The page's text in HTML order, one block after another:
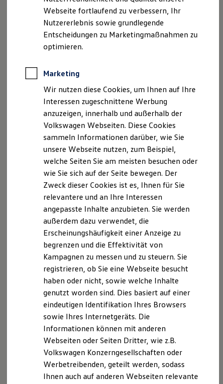
Servicetermin anfragen
Service-Vorteile bei Volkswagen Nutzfahrzeuge
ServicePlus
Economy Service
Räder & Reifen Service
Ersatzfahrzeuge
Software, Konnektivität & Apps
California App
VW Connect für Ihren ID. Buzz
VW Connect für Ihren Transporter/Caravelle
VW Connect für Ihren Amarok
VW Connect für andere Modelle
Connect Pro
Fleet Interface Data
Multistop Pathfinder
Übersicht Software Updates
Hilfreiches für Besitzer
Fahrerassistenz- und Sicherheitssysteme
Kontrollleuchten
Kurzfahrprofile und Ölverdünnung
XTL-Dieselkraftstoff
Ersatzteile und Betriebsflüssigkeiten
Original Zubehör und Lifestyle Produkte
myVolkswagen
myVolkswagen Business
Elektrisch & Autonom
Elektro - & Hybridfahrzeuge
Unser Ansatz
Klimafreundlicher Strom
Reichweite & Ladelösungen
Reichweitensimulator
Ladezeitensimulator
Ladelösungen für Privatkunden
Ladelösungen für Gewerbekunden
Wallbox und Ladekabel
Förderung & Kosten der Elektrofahrzeuge
Fördermöglichkeiten für Privatkunden
Fördermöglichkeiten für Gewerbekunden
Geschäftsführer: Guido Mirschel
Hinweis gemäß § 36
Verbraucherstreitbeilegungsgesetz (VSBG)
Wir sind zur Teilnahme an einem
Streitbeilegungsvefahren vor einer
Verbraucherschlichtungsstelle weder bereit noch dazu
verpflichet.
Datenschutzerklärung
A. Verantwortlicher
Wir freuen uns, dass Sie unsere Webseite der
Mirschel-Automobile GmbH, Pyrmonter Str.53,
32676 Lügde,info@mirschel-automobile.de
besuchen. Im Folgenden informieren wir Sie über die
Verarbeitung Ihrer personenbezogenen Daten durch
uns im Zusammenhang mit Ihrem Besuch unserer
Webseite.
B. Verarbeitung Ihrer personenbezogenen Daten
Unsere Webseite bietet Ihnen verschiedene
Angebote, die wir Ihnen in Bezug auf dabei durch uns
verarbeitete personenbezogene Daten im Folgenden
näher erläutern möchten. Bei der Datenverarbeitung
im Zusammenhang mit unserer Webseite unterstützt
uns die Volkswagen Deutschland GmbH und Co. KG als
Webseite fortlaufend zu verbessern, Ihr
Nutzererlebnis sowie grundlegende
Entscheidungen zu Marketingmaßnahmen zu
optimieren.
Marketing
Wir nutzen diese Cookies, um Ihnen auf Ihre
Interessen zugeschnittene Werbung
anzuzeigen, innerhalb und außerhalb der
Volkswagen Webseiten. Diese Cookies
sammeln Informationen darüber, wie Sie
unsere Webseite nutzen, zum Beispiel,
welche Seiten Sie am meisten besuchen oder
wie Sie sich auf der Seite bewegen. Der
Zweck dieser Cookies ist es, Ihnen für Sie
relevantere und an Ihre Interessen
angepasste Inhalte anzubieten. Sie werden
außerdem dazu verwendet, die
Erscheinungshäufigkeit einer Anzeige zu
begrenzen und die Effektivität von
Kampagnen zu messen und zu steuern. Sie
registrieren, ob Sie eine Webseite besucht
haben oder nicht, sowie welche Inhalte
genutzt worden sind. Dies basiert auf einer
eindeutigen Identifikation Ihres Browsers
sowie Ihres Internetgeräts. Die
Informationen können mit anderen
Webseiten oder Seiten Dritter, wie z.B.
Volkswagen Konzerngesellschaften oder
Werbetreibenden, geteilt werden, sodass
Ihnen auch auf anderen Webseiten relevante